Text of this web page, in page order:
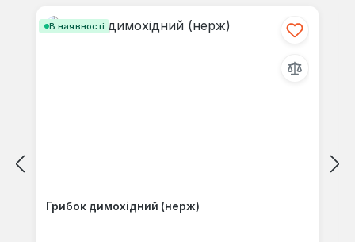
В наявності
Грибок димохідний (нерж)